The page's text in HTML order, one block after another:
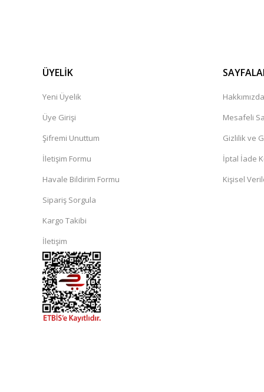
ÜYELİK
Yeni Üyelik
Üye Girişi
Şifremi Unuttum
İletişim Formu
Havale Bildirim Formu
Sipariş Sorgula
Kargo Takibi
İletişim
Hakkımızda
Mesafeli
Gizlilik ve
İptal İade
Kişisel